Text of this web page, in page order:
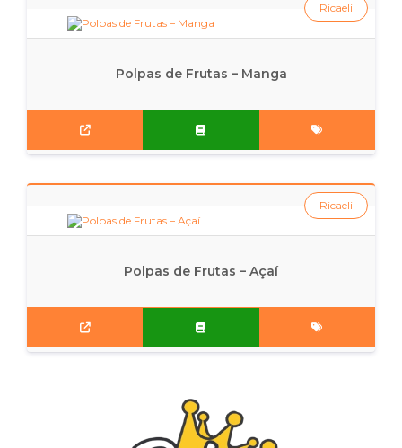
Polpas de Frutas – Manga
Ricaeli
Polpas de Frutas – Açaí
Ricaeli